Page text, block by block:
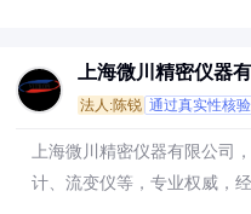
上海微川精密仪器
法人:陈锐 通过真实性核验
上海微川精密仪器有限公司
计、流变仪等，专业权威，经